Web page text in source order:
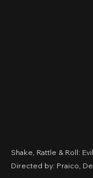
Shake, Rattle & Roll:
Directed by: Praico,